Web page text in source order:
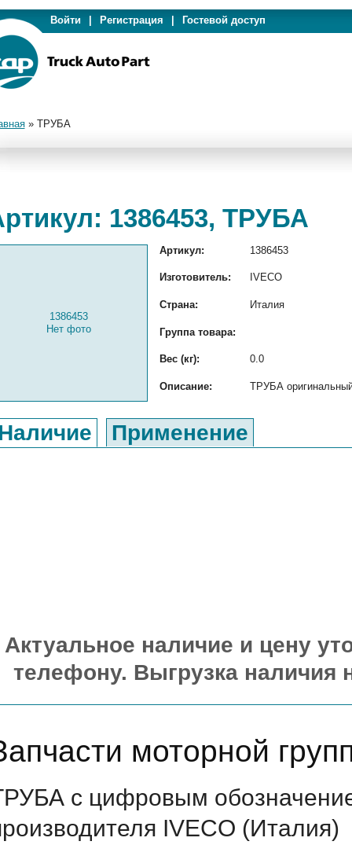
Войти Регистрация Гостевой доступ
» ТРУБА
1386453, ТРУБА
1386453
Нет фото
Артикул: 1386453
Изготовитель: IVECO
Страна: Италия
Группа товара:
Вес (кг): 0.0
Описание: ТРУБА
Применение
Актуальное наличие и цену
телефону. Выгрузка наличия
моторной
с цифровым
IVECO (Италия)